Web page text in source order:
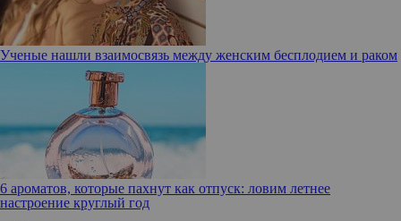
Ученые нашли взаимосвязь между женским бесплодием и раком
6 ароматов, которые пахнут как отпуск: ловим летнее
настроение круглый год